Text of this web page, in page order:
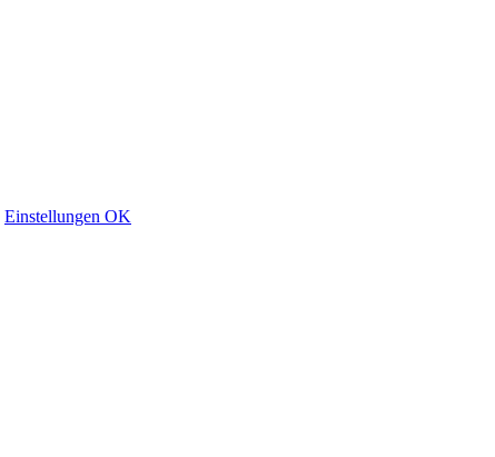
Einstellungen OK